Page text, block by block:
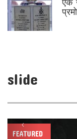
एक
slide
FEATURED
‹